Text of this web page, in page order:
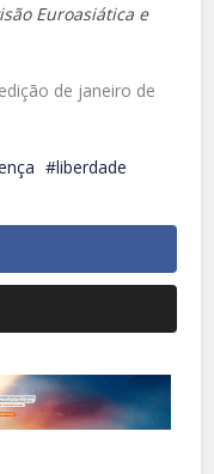
Euroasiática e
de janeiro de
liberdade